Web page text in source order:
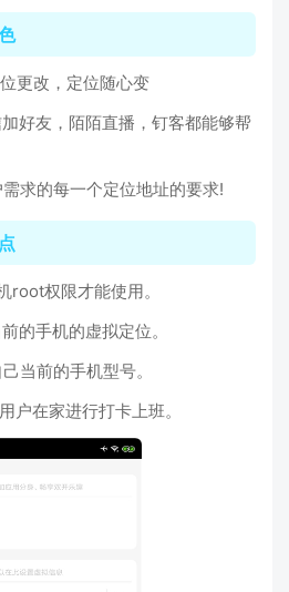
更改，定位随心变
好友，陌陌直播，钉客都能够帮
求的每一个定位地址的要求!
root权限才能使用。
的手机的虚拟定位。
当前的手机型号。
户在家进行打卡上班。